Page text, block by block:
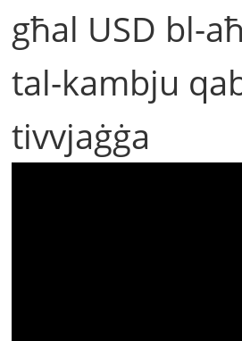
għal USD bl-
tal-kambju
tivvjaġġa